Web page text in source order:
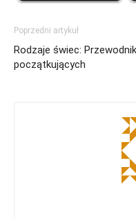
Poprzedni artykuł
Rodzaje świec:
początkujących